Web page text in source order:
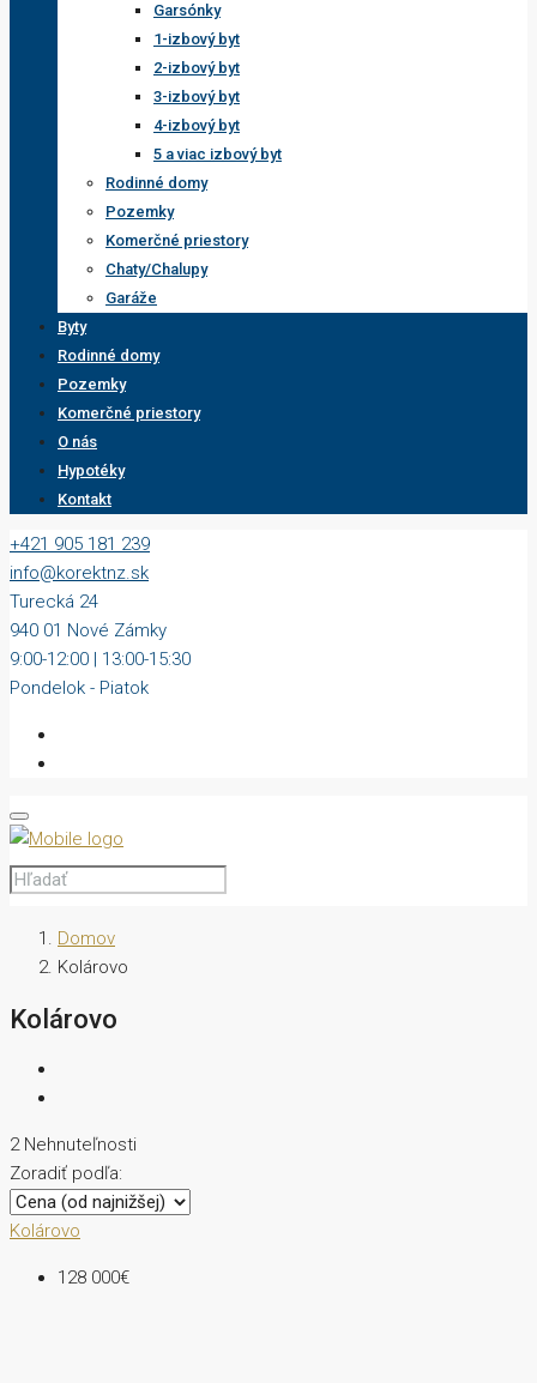
Garsónky
1-izbový byt
2-izbový byt
3-izbový byt
4-izbový byt
5 a viac izbový byt
Rodinné domy
Pozemky
Komerčné priestory
Chaty/Chalupy
Garáže
Byty
Rodinné domy
Pozemky
Komerčné priestory
O nás
Hypotéky
Kontakt
+421 905 181 239
info@korektnz.sk
Turecká 24
940 01 Nové Zámky
9:00-12:00 | 13:00-15:30
Pondelok - Piatok
Domov
Kolárovo
Kolárovo
2 Nehnuteľnosti
Zoradiť podľa:
Kolárovo
128 000€